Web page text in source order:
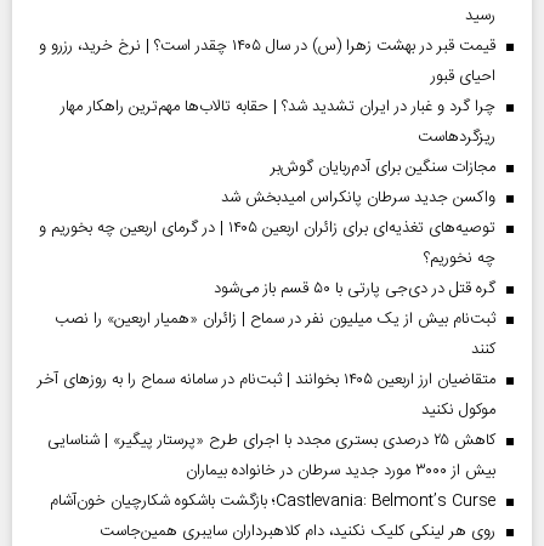
رسید
قیمت قبر در بهشت زهرا (س) در سال ۱۴۰۵ چقدر است؟ | نرخ خرید، رزرو و
احیای قبور
چرا گرد و غبار در ایران تشدید شد؟ | حقابه تالاب‌ها مهم‌ترین راهکار مهار
ریزگردهاست
مجازات سنگین برای آدم‌ربایان گوش‌بر
واکسن جدید سرطان پانکراس امیدبخش شد
توصیه‌های تغذیه‌ای برای زائران اربعین ۱۴۰۵ | در گرمای اربعین چه بخوریم و
چه نخوریم؟
گره قتل در دی‌جی پارتی با ۵۰ قسم باز می‌شود
ثبت‌نام بیش از یک میلیون نفر در سماح | زائران «همیار اربعین» را نصب
کنند
متقاضیان ارز اربعین ۱۴۰۵ بخوانند | ثبت‌نام در سامانه سماح را به روز‌های آخر
موکول نکنید
کاهش ۲۵ درصدی بستری مجدد با اجرای طرح «پرستار پیگیر» | شناسایی
بیش از ۳۰۰۰ مورد جدید سرطان در خانواده بیماران
Castlevania: Belmont’s Curse؛ بازگشت باشکوه شکارچیان خون‌آشام
روی هر لینکی کلیک نکنید، دام کلاهبرداران سایبری همین‌جاست